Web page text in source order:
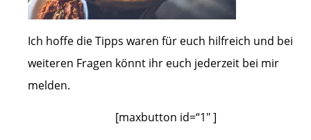
Ich hoffe die Tipps waren für euch hilfreich und bei
weiteren Fragen könnt ihr euch jederzeit bei mir
melden.
[maxbutton id=“1″ ]